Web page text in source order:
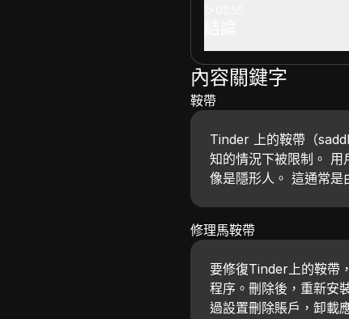
內容關鍵字
鞍帶
Tinder 上的鞍帶（
知的情況下被限制。 用
像是隱形人。 這通常是
修理馬鞍帶
要修復Tinder上的鞍帶
程序。刪除後，重新安
過設置刪除賬戶，卸載